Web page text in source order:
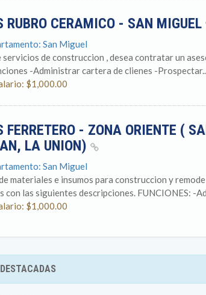
RUBRO CERAMICO - SAN MIGUEL
San Miguel
servicios de construccion , desea contratar un
-Administrar cartera de clienes -
$1,000.00
FERRETERO - ZONA ORIENTE (
LA UNION)
San Miguel
materiales e insumos para construccion y
las siguientes descripciones. FUNCIONES: -
$1,000.00